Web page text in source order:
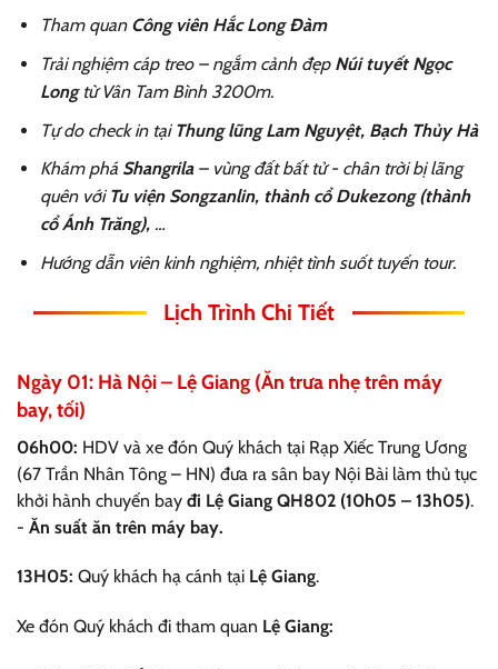
Tham quan Công viên Hắc Long Đàm
Trải nghiệm cáp treo – ngắm cảnh đẹp Núi tuyết Ngọc
Longtừ Vân Tam Bình 3200m.
Tự do check in tại Thung lũng Lam Nguyệt, Bạch Thủy Hà
Khám phá Shangrila – vùng đất bất tử - chân trời bị lãng
quên với Tu viện Songzanlin, thành cổ Dukezong (thành
cổ Ánh Trăng),…
Hướng dẫn viên kinh nghiệm, nhiệt tình suốt tuyến tour.
Lịch Trình Chi Tiết
Ngày 01: Hà Nội – Lệ Giang (Ăn trưa nhẹ trên máy
bay, tối)
06h00: HDV và xe đón Quý khách tại Rạp Xiếc Trung Ương
(67 Trần Nhân Tông – HN) đưa ra sân bay Nội Bài làm thủ tục
khởi hành chuyến bay đi Lệ Giang QH802 (10h05 – 13h05).
- Ăn suất ăn trên máy bay.
13H05: Quý khách hạ cánh tại Lệ Giang.
Xe đón Quý khách đi tham quan Lệ Giang: